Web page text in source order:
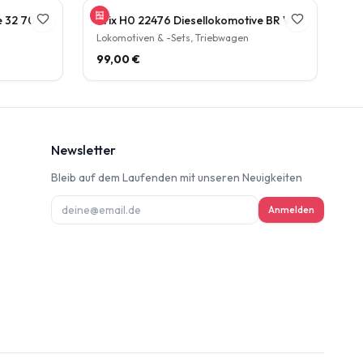
Gützhold 52 Dampflokomotive 32 700 DB Tender Epoche III DC NEM H0 1:87 Trix H0 22476 Diesellokomotive BR V160 003 DB NEM Epoche IV H0 1:87
Lokomotiven & -Sets, Triebwagen
99,00 €
Newsletter
Bleib auf dem Laufenden mit unseren Neuigkeiten
Anmelden